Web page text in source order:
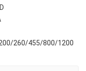
260/455/800/1200